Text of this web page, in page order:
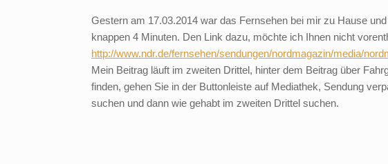
Gestern am 17.03.2014 war das Fernsehen bei mir zu Hause
knappen 4 Minuten. Den Link dazu, möchte ich Ihnen nicht
http://www.ndr.de/fernsehen/sendungen/nordmagazin/media/
Mein Beitrag läuft im zweiten Drittel, hinter dem Beitrag über
finden, gehen Sie in der Buttonleiste auf Mediathek, Sendung
suchen und dann wie gehabt im zweiten Drittel suchen.